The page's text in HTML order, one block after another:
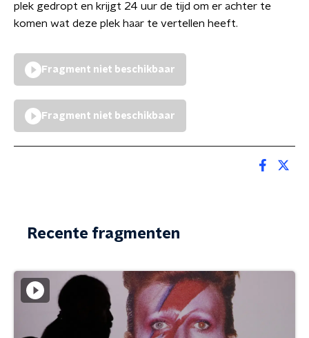
plek gedropt en krijgt 24 uur de tijd om er achter te
komen wat deze plek haar te vertellen heeft.
Fragment niet beschikbaar
Fragment niet beschikbaar
Recente fragmenten